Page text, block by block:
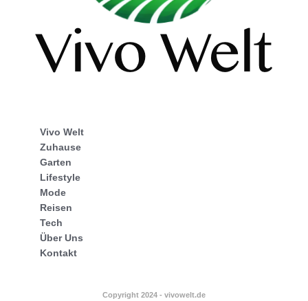
Vivo Welt
Zuhause
Garten
Lifestyle
Mode
Reisen
Tech
Über Uns
Kontakt
Copyright 2024 - vivowelt.de